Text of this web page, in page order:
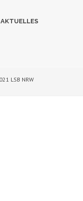
AKTUELLES
LSB NRW